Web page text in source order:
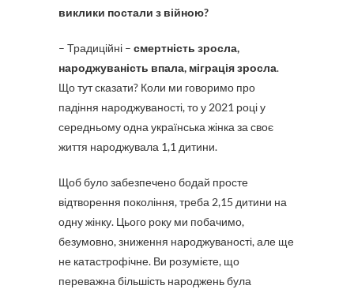
виклики постали з війною?
– Традиційні – смертність зросла,
народжуваність впала, міграція зросла.
Що тут сказати? Коли ми говоримо про
падіння народжуваності, то у 2021 році у
середньому одна українська жінка за своє
життя народжувала 1,1 дитини.
Щоб було забезпечено бодай просте
відтворення покоління, треба 2,15 дитини на
одну жінку. Цього року ми побачимо,
безумовно, зниження народжуваності, але ще
не катастрофічне. Ви розумієте, що
переважна більшість народжень була